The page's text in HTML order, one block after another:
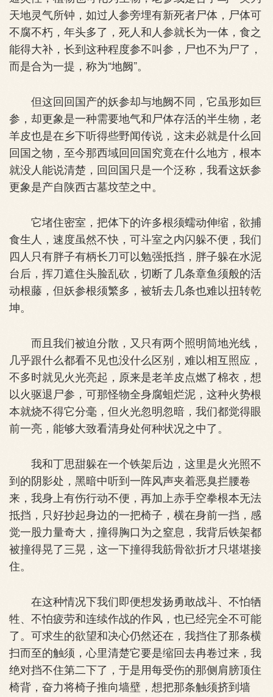
天地灵气所钟，如过人参旁埋有新死者尸体，尸体可
不腐不朽，年头多了，死人和人参就长为一体，食之
能得大补，长到这种程度参不叫参，尸也不为尸了，
而是合为一提，称为“地阙”。
但这回回国产的妖参却与地阙不同，它虽形如巨
参，却更象是一种需要地气和尸体存活的半生物，老
羊皮也是在乡下听得些野闻传说，这未必就是什么回
回国之物，至今那西域回回国究竟在什么地方，根本
就没人能说清楚，回回国只是一个泛称，我看这妖参
更象是产自陕西古墓坟茔之中。
它堵住密室，把体下的许多根须蠕动伸缩，欲捕
食生人，速度虽然不快，可斗室之内闪躲不便，我们
四人只有胖子有柄长刀可以勉强抵挡，胖子躲在水泥
台后，挥刀遮住头脸乱砍，切断了几条章鱼须般的活
动根藤，但妖参根须繁多，被斩去几条也难以扭转乾
坤。
而且我们被迫分散，又只有两个照明筒地光线，
几乎跟什么都看不见也没什么区别，难以相互照应，
不多时就见火光亮起，原来是老羊皮点燃了棉衣，想
以火驱退尸参，可那怪物全身腐蛆烂泥，这种火势根
本就烧不得它分毫，但火光忽明忽暗，我们都觉得眼
前一亮，能够大致看清身处何种状况之中了。
我和丁思甜躲在一个铁架后边，这里是火光照不
到的阴影处，黑暗中听到一阵风声夹着恶臭拦腰卷
来，我身上有伤行动不便，再加上赤手空拳根本无法
抵挡，只好抄起身边的一把椅子，横在身前一挡，感
觉一股力量奇大，撞得胸口为之窒息，我背后铁架都
被撞得晃了三晃，这一下撞得我筋骨欲折才只堪堪接
住。
在这种情况下我们即便想发扬勇敢战斗、不怕牺
牲、不怕疲劳和连续作战的作风，也已经完全不可能
了。可求生的欲望和决心仍然还在，我挡住了那条横
扫而至的触须，心里清楚它要是缩回去冉卷过来，我
绝对挡不住第二下了，于是用每受伤的那侧肩膀顶住
椅背，奋力将椅子推向墙壁，想把那条触须挤到墙